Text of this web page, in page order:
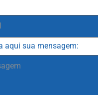
aqui sua mensagem: